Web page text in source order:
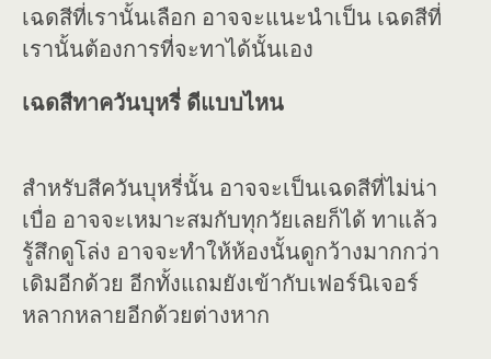
เฉดสีที่เรานั้นเลือก อาจจะแนะนำเป็น เฉดสีที่
เรานั้นต้องการที่จะทาได้นั้นเอง
เฉดสีทาควันบุหรี่ ดีแบบไหน
สำหรับสีควันบุหรี่นั้น อาจจะเป็นเฉดสีที่ไม่น่า
เบื่อ อาจจะเหมาะสมกับทุกวัยเลยก็ได้ ทาแล้ว
รู้สึกดูโล่ง อาจจะทำให้ห้องนั้นดูกว้างมากกว่า
เดิมอีกด้วย อีกทั้งแถมยังเข้ากับเฟอร์นิเจอร์
หลากหลายอีกด้วยต่างหาก